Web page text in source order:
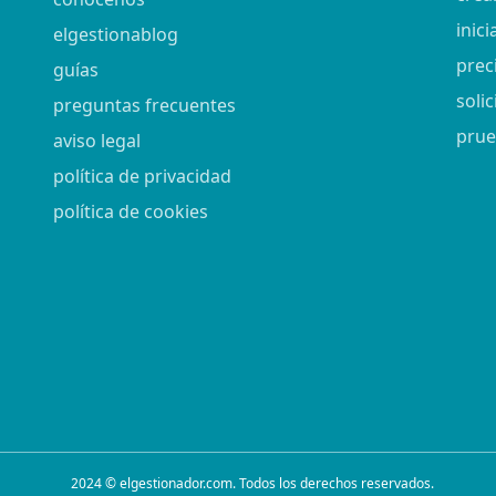
elgestionablog
guías
preguntas frecuentes
aviso legal
política de privacidad
política de cookies
2024 © elgestionador.com. Todos los derechos reservados.